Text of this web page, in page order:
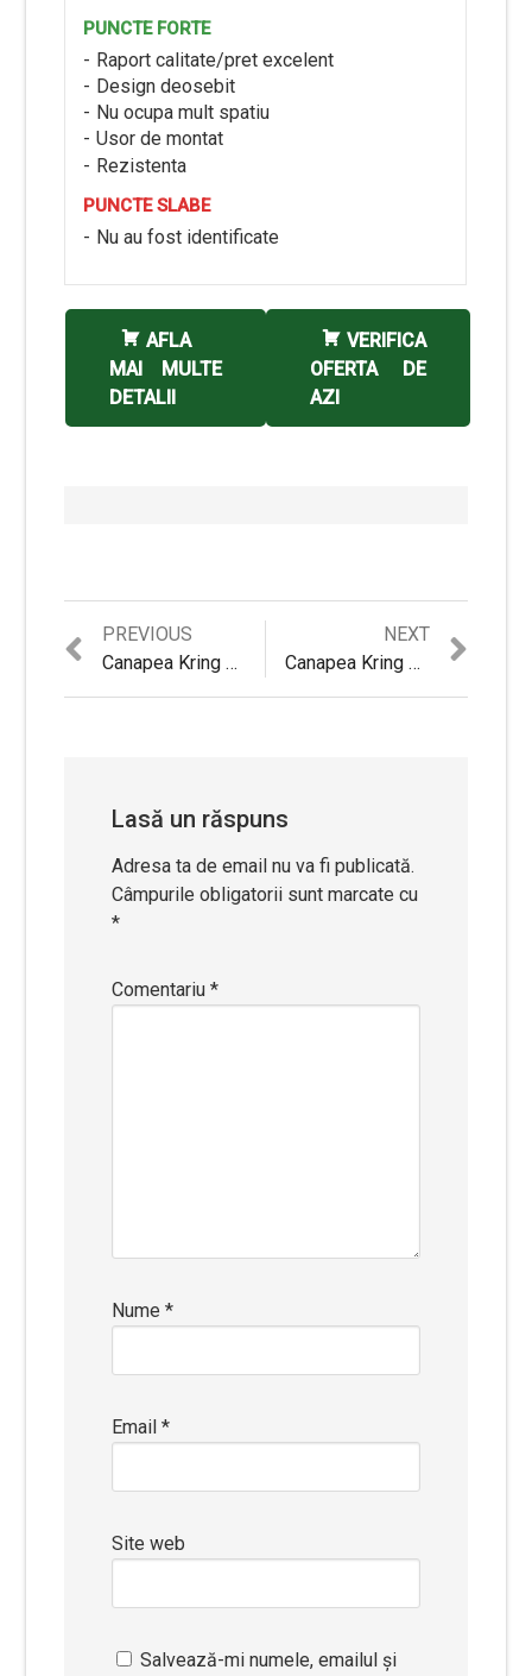
PUNCTE FORTE
Raport calitate/pret excelent
Design deosebit
Nu ocupa mult spatiu
Usor de montat
Rezistenta
PUNCTE SLABE
Nu au fost identificate
AFLA
MAI MULTE
DETALII
VERIFICA
OFERTA DE
AZI
Navigare
PREVIOUS
Previous
post:
Canapea Kring Sylvie cu 3 locuri, 2 reclinere si 3 trepte de confort, Gri – Review tehnic si Pareri utile
NEXT
post:
Canapea Kring Sylvie Air, piele ecologica air, Maro Roscat – Review detaliat si Sfaturi Utile
Lasă un răspuns
Adresa ta de email nu va fi publicată.
Câmpurile obligatorii sunt marcate cu
*
Comentariu*
Nume*
Email*
Site web
Salvează-mi numele, emailul și